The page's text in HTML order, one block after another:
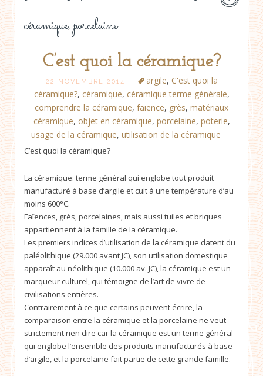
céramique, porcelaine
C’est quoi la céramique?
22 NOVEMBRE 2014 argile, C'est quoi la
céramique?, céramique, céramique terme générale,
comprendre la céramique, faience, grès, matériaux
céramique, objet en céramique, porcelaine, poterie,
usage de la céramique, utilisation de la céramique
C’est quoi la céramique?
La céramique: terme général qui englobe tout produit
manufacturé à base d’argile et cuit à une température d’au
moins 600°C.
Faïences, grès, porcelaines, mais aussi tuiles et briques
appartiennent à la famille de la céramique.
Les premiers indices d’utilisation de la céramique datent du
paléolithique (29.000 avant JC), son utilisation domestique
apparaît au néolithique (10.000 av. JC), la céramique est un
marqueur culturel, qui témoigne de l’art de vivre de
civilisations entières.
Contrairement à ce que certains peuvent écrire, la
comparaison entre la céramique et la porcelaine ne veut
strictement rien dire car la céramique est un terme général
qui englobe l’ensemble des produits manufacturés à base
d’argile, et la porcelaine fait partie de cette grande famille.